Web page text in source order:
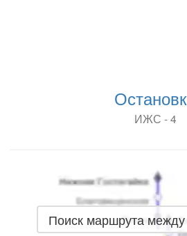
ИЖС - 4
Поиск маршрута между